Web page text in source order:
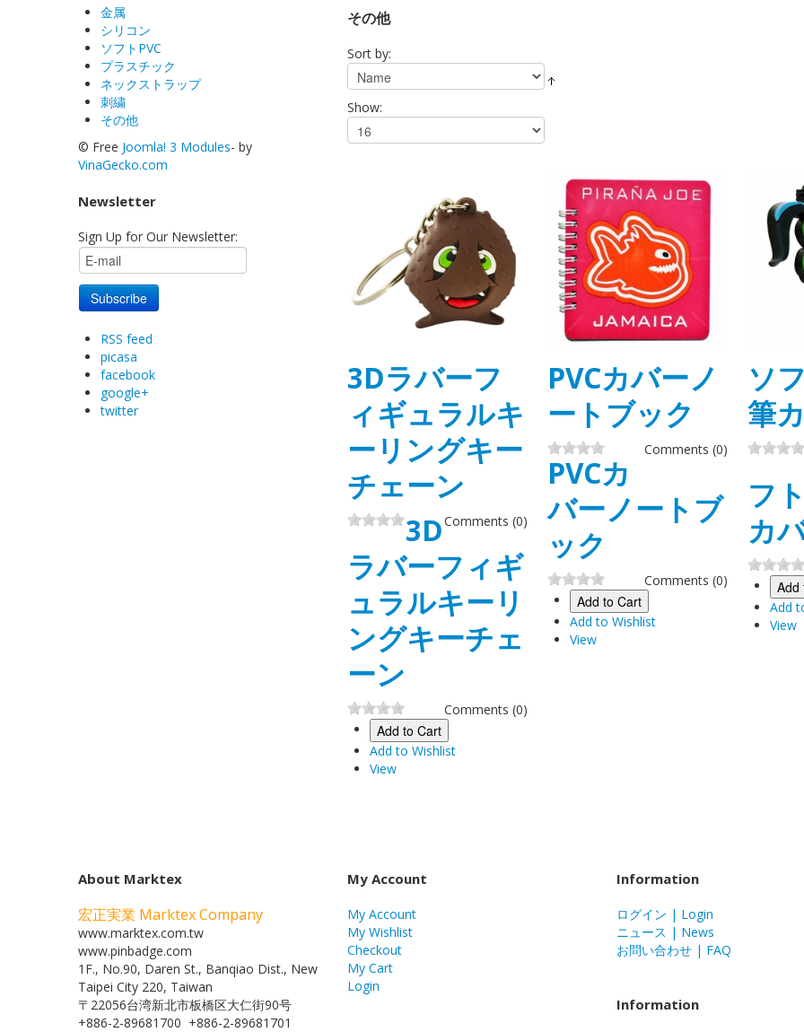
金属
シリコン
ソフトPVC
プラスチック
ネックストラップ
刺繍
その他
© Free Joomla! 3 Modules- by
VinaGecko.com
Newsletter
Sign Up for Our Newsletter:
RSS feed
picasa
facebook
google+
twitter
その他
Sort by:
Show:
3Dラバーフ
ィギュラルキ
ーリングキー
チェーン
Comments (0)
3D
ラバーフィギ
ュラルキーリ
ングキーチェ
ーン
Comments (0)
Add to Cart
Add to Wishlist
View
PVCカバーノ
ートブック
Comments (0)
PVCカ
バーノートブ
ック
Comments (0)
Add to Cart
Add to Wishlist
View
ソ
筆
フ
カ
Add
Add
View
About Marktex
宏正実業 Marktex Company
www.marktex.com.tw
www.pinbadge.com
1F., No.90, Daren St., Banqiao Dist., New
Taipei City 220, Taiwan
〒22056台湾新北市板橋区大仁街90号
+886-2-89681700 +886-2-89681701
My Account
My Account
My Wishlist
Checkout
My Cart
Login
Information
ログイン | Login
ニュース | News
お問い合わせ | FAQ
Information